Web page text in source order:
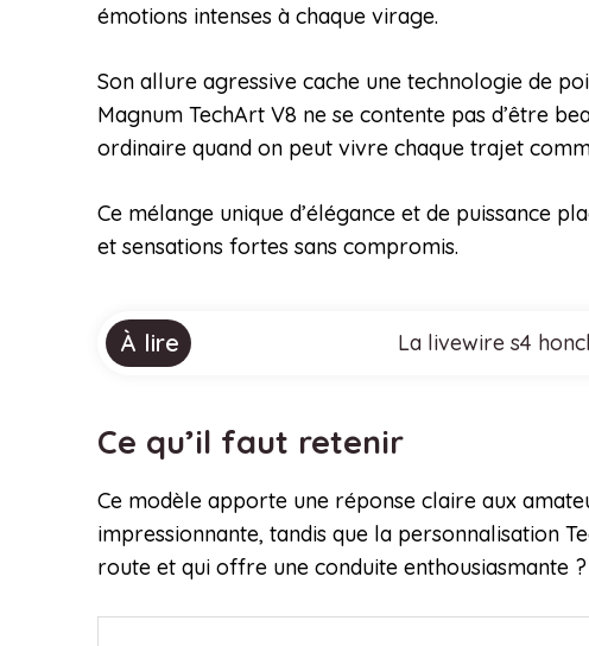
émotions intenses à chaque virage.
Son allure agressive cache une technologie de
Magnum TechArt V8 ne se contente pas d’être
ordinaire quand on peut vivre chaque trajet
Ce mélange unique d’élégance et de puissance
et sensations fortes sans compromis.
À lire La livewire s4
Ce qu’il faut retenir
Ce modèle apporte une réponse claire aux
impressionnante, tandis que la personnalisation
route et qui offre une conduite enthousiasmante